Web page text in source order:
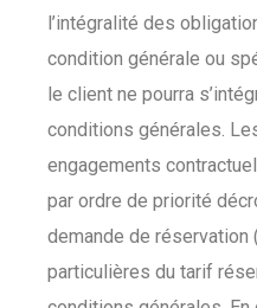
l’intégralité des
condition générale ou
le client ne pourra
conditions générales.
engagements
par ordre de priorité
demande de
particulières du tarif